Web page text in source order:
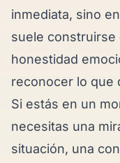
inmediata, sino
suele construirse
honestidad
reconocer lo que
Si estás en un
necesitas una
situación, una